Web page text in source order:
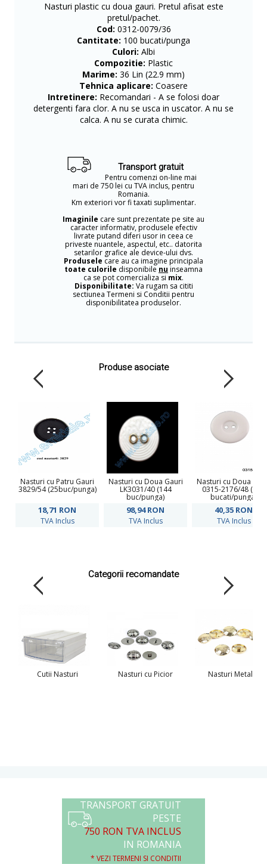
​Nasturi plastic cu doua gauri. Pretul afisat este
pretul/pachet.
Cod: 0312-0079/36
Cantitate: 100 bucati/punga
Culori: Albi
Compozitie: Plastic
Marime: 36 Lin (22.9 mm)
Tehnica aplicare: Coasere
Intretinere: Recomandari - A se folosi doar
detergenti fara clor. A nu se usca in uscator. A nu se
calca. A nu se curata chimic.
Transport gratuit
Pentru comenzi on-line mai
mari de 750 lei cu TVA inclus, pentru
Romania.
Km exteriori vor fi taxati suplimentar.
Imaginile care sunt prezentate pe site au
caracter informativ, produsele efectiv
livrate putand diferi usor in ceea ce
priveste nuantele, aspectul, etc.. datorita
setarilor grafice ale device-ului dvs.
Produsele care au ca imagine principala
toate culorile disponibile nu inseamna
ca se pot comercializa si mix.
Disponibilitate: Va rugam sa cititi
sectiunea Termeni si Conditii pentru
disponibilitatea produselor.
Produse asociate
Nasturi cu Patru Gauri
3829/54 (25buc/punga)
18,71 RON
TVA Inclus
Nasturi cu Doua Gauri
LK3031/40 (144
buc/punga)
98,94RON
TVA Inclus
Nasturi cu Doua
0315-2176/48 (100
bucati/punga)
40,35 RON
TVA Inclus
Categorii recomandate
Cutii Nasturi Nasturi cu Picior Nasturi Metalici
TRANSPORT GRATUIT
PESTE
750 RON TVA INCLUS
IN ROMANIA
* VEZI TERMENI SI CONDITII